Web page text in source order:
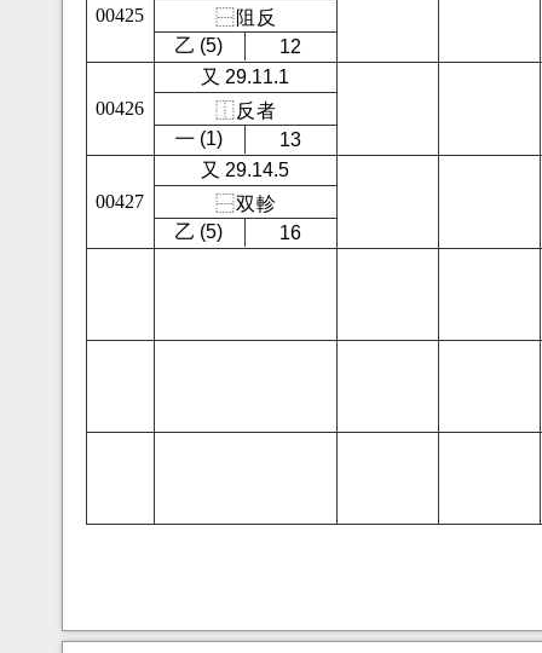
00425
⿱阻 反
㇠ (5)
12
00426
又 29.11.1
⿰反 者
㇐ (1)
13
00427
又 29.14.5
⿱双軫
㇠ (5)
16